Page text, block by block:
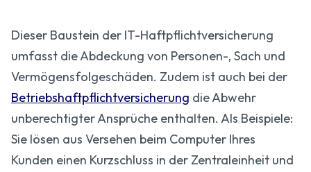
Dieser Baustein der IT-Haftpflicht­versicherung
umfasst die Abdeckung von Personen-, Sach und
Vermögensfolgeschäden. Zudem ist auch bei der
Betriebshaftpflicht­versicherung die Abwehr
unberechtigter Ansprüche enthalten. Als Beispiele:
Sie lösen aus Versehen beim Computer Ihres
Kunden einen Kurzschluss in der Zentraleinheit und